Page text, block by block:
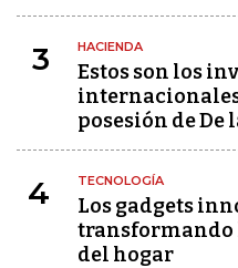
3 HACIENDA
Estos son los
posesión de De
4 TECNOLOGÍA
Los gadgets
transformando
del hogar